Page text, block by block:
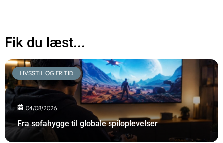
Fik du læst...
LIVSSTIL OG FRITID
04/08/2026
Fra sofahygge til globale spiloplevelser